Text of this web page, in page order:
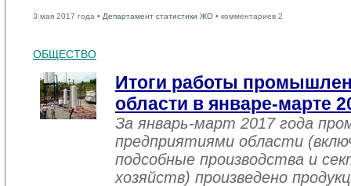
3 мая 2017 года • Департамент статистики ЖО • комментариев 2
ОБЩЕСТВО
Итоги работы
области в январе-марте
За январь-март 2017 года
предприятиями области
подсобные производства и
хозяйств) произведено